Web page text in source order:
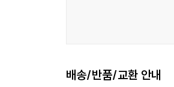
배송/반품/교환 안내